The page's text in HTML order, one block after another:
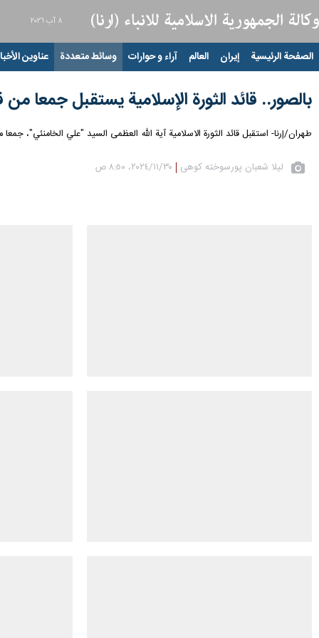
٨ آب ٢٠٢٦
الصفحة الرئيسية إيران العالم آراء و حوارات وسائط متعددة عناوين
بالصور.. قائد الثورة الإسلامية يستقبل جمعا من
طهران/إرنا- استقبل قائد الثورة الاسلامية آية الله العظمى السيد "علي الخامنئي"،
لیلا شعبان پورسوخته کوهی ٣٠‏/١١‏/٢٠٢٤، ٨:٥٠ ص